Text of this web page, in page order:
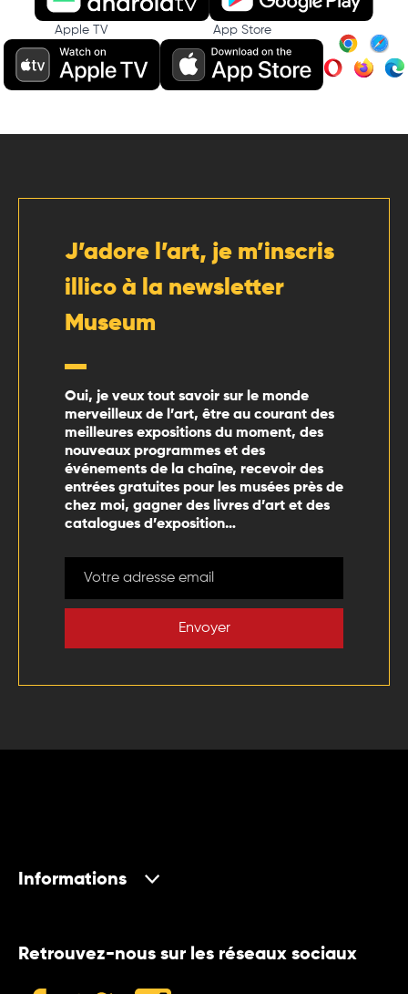
Apple TV App Store
J’adore l’art, je m’inscris
illico à la newsletter
Museum
Oui, je veux tout savoir sur le monde
merveilleux de l’art, être au courant des
meilleures expositions du moment, des
nouveaux programmes et des
événements de la chaîne, recevoir des
entrées gratuites pour les musées près de
chez moi, gagner des livres d’art et des
catalogues d’exposition…
Envoyer
Informations
Retrouvez-nous sur les réseaux sociaux